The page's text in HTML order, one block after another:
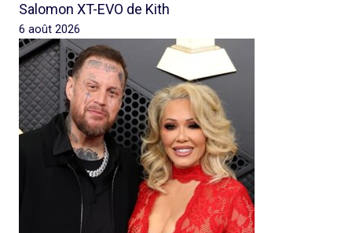
Salomon XT-EVO de Kith
6 août 2026